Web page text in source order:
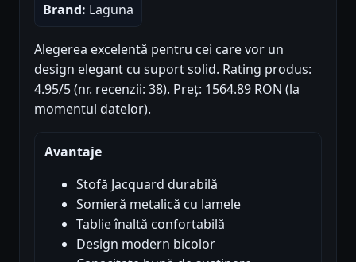
Brand: Laguna
Alegerea excelentă pentru cei care vor un
design elegant cu suport solid. Rating produs:
4.95/5 (nr. recenzii: 38). Preț: 1564.89 RON (la
momentul datelor).
Avantaje
Stofă Jacquard durabilă
Somieră metalică cu lamele
Tablie înaltă confortabilă
Design modern bicolor